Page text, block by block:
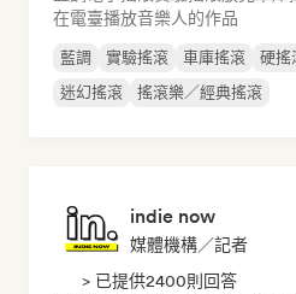
在電臺播放音樂人的作品
藍調 實驗搖滾 車庫搖滾 硬搖
迷幻搖滾
搖滾樂／經典搖滾
indie now
媒體機構／記者
> 已提供2400則回答